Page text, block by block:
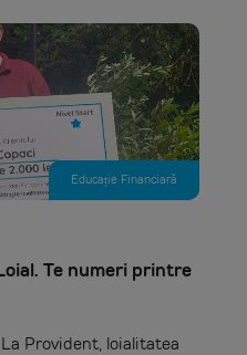
Educație Financiară
Te numeri printre
Provident, loialitatea